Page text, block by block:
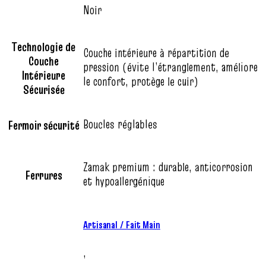
Noir
Technologie de
Couche
Intérieure
Sécurisée
Couche intérieure à répartition de
pression (évite l’étranglement, améliore
le confort, protège le cuir)
Fermoir sécurité Boucles réglables
Ferrures
Zamak premium : durable, anticorrosion
et hypoallergénique
Artisanal / Fait Main
,